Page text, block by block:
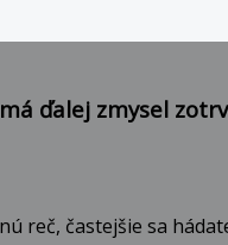
ďalej zmysel
reč, častejšie sa